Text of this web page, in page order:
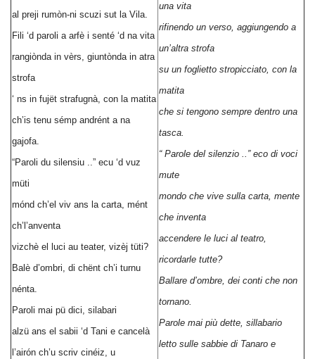
al preji rumòn-ni scuzi sut la Vila.
Fili ‘d paroli a arfè i senté ‘d na vita
rangiònda in vèrs, giuntònda in atra
strofa
‘ ns in fujët strafugnà, con la matita
ch’is tenu sémp andrént a na
gajofa.
“Paroli du silensiu ..” ecu ‘d vuz
müti
mónd ch’el viv ans la carta, mént
ch’l’anventa
vizchè el luci au teater, vizèj tüti?
Balè d’ombri, di chënt ch’i turnu
nénta.
Paroli mai pü dici, silabari
alzü ans el sabii ‘d Tani e cancelà
l’airón ch’u scriv cinéiz, u
una vita
rifinendo un verso, aggiungendo a
un’altra strofa
su un foglietto stropicciato, con la
matita
che si tengono sempre dentro una
tasca.
“ Parole del silenzio ..” eco di voci
mute
mondo che vive sulla carta, mente
che inventa
accendere le luci al teatro,
ricordarle tutte?
Ballare d’ombre, dei conti che non
tornano.
Parole mai più dette, sillabario
letto sulle sabbie di Tanaro e